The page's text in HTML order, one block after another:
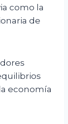
como la
de
economía